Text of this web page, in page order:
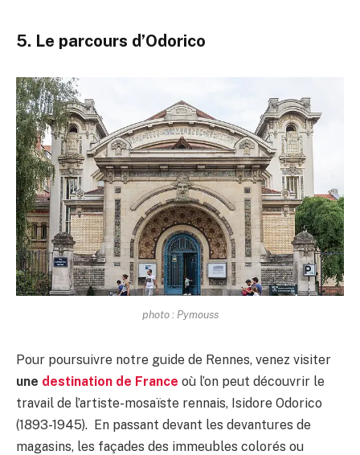
5. Le parcours d’Odorico
photo : Pymouss
Pour poursuivre notre guide de Rennes, venez visiter
une destination de France où l’on peut découvrir le
travail de l’artiste-mosaïste rennais, Isidore Odorico
(1893-1945). En passant devant les devantures de
magasins, les façades des immeubles colorés ou